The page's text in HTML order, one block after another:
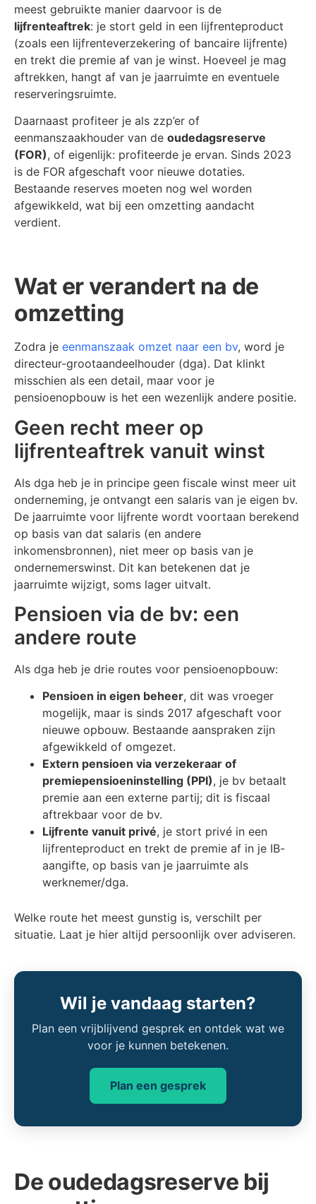
meest gebruikte manier daarvoor is de
lijfrenteaftrek: je stort geld in een lijfrenteproduct
(zoals een lijfrenteverzekering of bancaire lijfrente)
en trekt die premie af van je winst. Hoeveel je mag
aftrekken, hangt af van je jaarruimte en eventuele
reserveringsruimte.
Daarnaast profiteer je als zzp’er of
eenmanszaakhouder van de oudedagsreserve
(FOR), of eigenlijk: profiteerde je ervan. Sinds 2023
is de FOR afgeschaft voor nieuwe dotaties.
Bestaande reserves moeten nog wel worden
afgewikkeld, wat bij een omzetting aandacht
verdient.
Wat er verandert na de
omzetting
Zodra je eenmanszaak omzet naar een bv, word je
directeur-grootaandeelhouder (dga). Dat klinkt
misschien als een detail, maar voor je
pensioenopbouw is het een wezenlijk andere positie.
Geen recht meer op
lijfrenteaftrek vanuit winst
Als dga heb je in principe geen fiscale winst meer uit
onderneming, je ontvangt een salaris van je eigen bv.
De jaarruimte voor lijfrente wordt voortaan berekend
op basis van dat salaris (en andere
inkomensbronnen), niet meer op basis van je
ondernemerswinst. Dit kan betekenen dat je
jaarruimte wijzigt, soms lager uitvalt.
Pensioen via de bv: een
andere route
Als dga heb je drie routes voor pensioenopbouw:
Pensioen in eigen beheer, dit was vroeger
mogelijk, maar is sinds 2017 afgeschaft voor
nieuwe opbouw. Bestaande aanspraken zijn
afgewikkeld of omgezet.
Extern pensioen via verzekeraar of
premiepensioeninstelling (PPI), je bv betaalt
premie aan een externe partij; dit is fiscaal
aftrekbaar voor de bv.
Lijfrente vanuit privé, je stort privé in een
lijfrenteproduct en trekt de premie af in je IB-
aangifte, op basis van je jaarruimte als
werknemer/dga.
Welke route het meest gunstig is, verschilt per
situatie. Laat je hier altijd persoonlijk over adviseren.
Wil je vandaag starten?
Plan een vrijblijvend gesprek en ontdek wat we
voor je kunnen betekenen.
Plan een gesprek
De oudedagsreserve bij